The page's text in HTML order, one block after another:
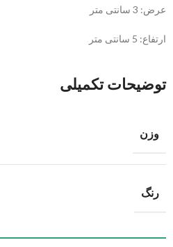
عرض: 3 سانتی متر
ارتفاع: 5 سانتی متر
توضیحات تکمیلی
وزن
رنگ